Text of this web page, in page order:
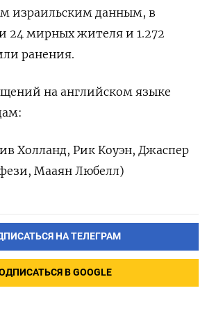
израильским данным, в
24 мирных жителя и 1.272
ранения.
на английском языке
Холланд, Рик Коуэн, Джаспер
Мааян Любелл)
НА ТЕЛЕГРАМ
В GOOGLE